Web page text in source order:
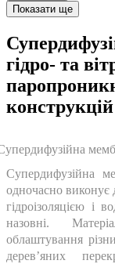
Показати ще
гідро- та
конструкцій
Супердифузійна
одночасно виконує
гідроізоляцією і
назовні.
облаштування
дерев’яних